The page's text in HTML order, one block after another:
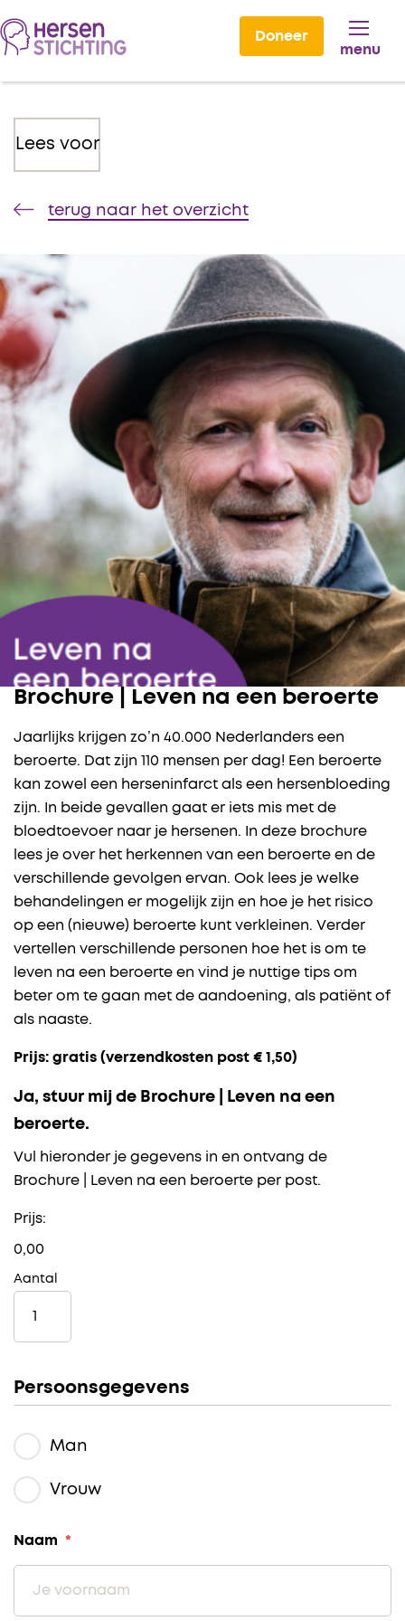
Doneer
menu
Lees voor
terug naar het overzicht
Brochure | Leven na een beroerte
Jaarlijks krijgen zo’n 40.000 Nederlanders een
beroerte. Dat zijn 110 mensen per dag! Een beroerte
kan zowel een herseninfarct als een hersenbloeding
zijn. In beide gevallen gaat er iets mis met de
bloedtoevoer naar je hersenen. In deze brochure
lees je over het herkennen van een beroerte en de
verschillende gevolgen ervan. Ook lees je welke
behandelingen er mogelijk zijn en hoe je het risico
op een (nieuwe) beroerte kunt verkleinen. Verder
vertellen verschillende personen hoe het is om te
leven na een beroerte en vind je nuttige tips om
beter om te gaan met de aandoening, als patiënt of
als naaste.
Prijs: gratis (verzendkosten post € 1,50)
Ja, stuur mij de Brochure | Leven na een
beroerte.
Vul hieronder je gegevens in en ontvang de
Brochure | Leven na een beroerte per post.
Prijs:
0,00
Aantal
Persoonsgegevens
Man
Vrouw
Naam *